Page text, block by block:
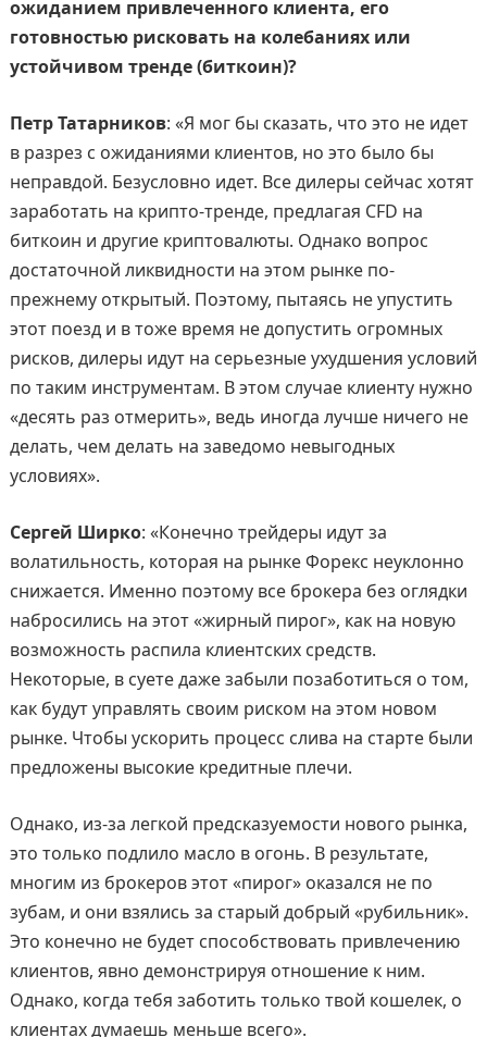
ожиданием привлеченного клиента, его
готовностью рисковать на колебаниях или
устойчивом тренде (биткоин)?
Петр Татарников: «Я мог бы сказать, что это не идет
в разрез с ожиданиями клиентов, но это было бы
неправдой. Безусловно идет. Все дилеры сейчас хотят
заработать на крипто-тренде, предлагая CFD на
биткоин и другие криптовалюты. Однако вопрос
достаточной ликвидности на этом рынке по-
прежнему открытый. Поэтому, пытаясь не упустить
этот поезд и в тоже время не допустить огромных
рисков, дилеры идут на серьезные ухудшения условий
по таким инструментам. В этом случае клиенту нужно
«десять раз отмерить», ведь иногда лучше ничего не
делать, чем делать на заведомо невыгодных
условиях».
Сергей Ширко: «Конечно трейдеры идут за
волатильность, которая на рынке Форекс неуклонно
снижается. Именно поэтому все брокера без оглядки
набросились на этот «жирный пирог», как на новую
возможность распила клиентских средств.
Некоторые, в суете даже забыли позаботиться о том,
как будут управлять своим риском на этом новом
рынке. Чтобы ускорить процесс слива на старте были
предложены высокие кредитные плечи.
Однако, из-за легкой предсказуемости нового рынка,
это только подлило масло в огонь. В результате,
многим из брокеров этот «пирог» оказался не по
зубам, и они взялись за старый добрый «рубильник».
Это конечно не будет способствовать привлечению
клиентов, явно демонстрируя отношение к ним.
Однако, когда тебя заботить только твой кошелек, о
клиентах думаешь меньше всего».